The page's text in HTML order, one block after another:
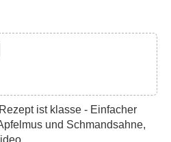
ist klasse - Einfacher
und Schmandsahne,